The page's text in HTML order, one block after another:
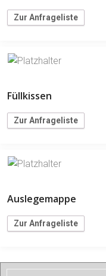
Zur Anfrageliste
Füllkissen
Zur Anfrageliste
Auslegemappe
Zur Anfrageliste